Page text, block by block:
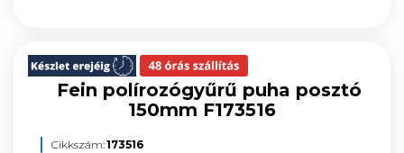
Fein polírozógyűrű puha posztó
150mm F173516
Cikkszám:173516